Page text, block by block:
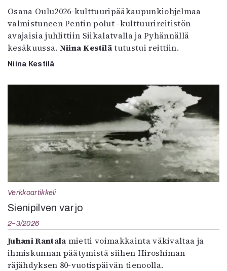
Osana Oulu2026-kulttuuripääkaupunkiohjelmaa
valmistuneen Pentin polut -kulttuurireitistön
avajaisia juhlittiin Siikalatvalla ja Pyhännällä
kesäkuussa. Niina Kestilätutustui reittiin.
Niina Kestilä
Verkkoartikkeli
Sienipilven varjo
2–3/2026
Juhani Rantala mietti voimakkainta väkivaltaa ja
ihmiskunnan päätymistä siihen Hiroshiman
räjähdyksen 80-vuotispäivän tienoolla.